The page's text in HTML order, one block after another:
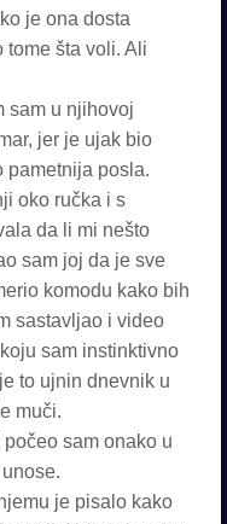
je ona dosta
tome šta voli. Ali
sam u njihovoj
jer je ujak bio
pametnija posla.
oko ručka i s
da li mi nešto
sam joj da je sve
komodu kako bih
sastavljao i video
sam instinktivno
to ujnin dnevnik u
muči.
sam onako u
je pisalo kako